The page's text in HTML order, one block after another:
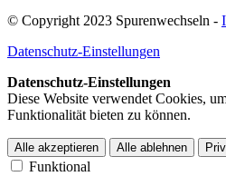
© Copyright 2023 Spurenwechseln -
Datenschutz-Einstellungen
Datenschutz-Einstellungen
Diese Website verwendet Cookies,
Funktionalität bieten zu können.
Alle akzeptieren Alle ablehnen
Funktional